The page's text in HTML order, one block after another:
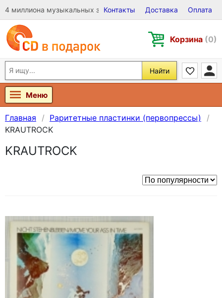
4 миллиона музыкальных записей на Виниле, CD и DVD
Контакты Доставка Оплата
Корзина (0)
Найти
Меню
Главная
Раритетные пластинки (первопрессы)
KRAUTROCK
KRAUTROCK